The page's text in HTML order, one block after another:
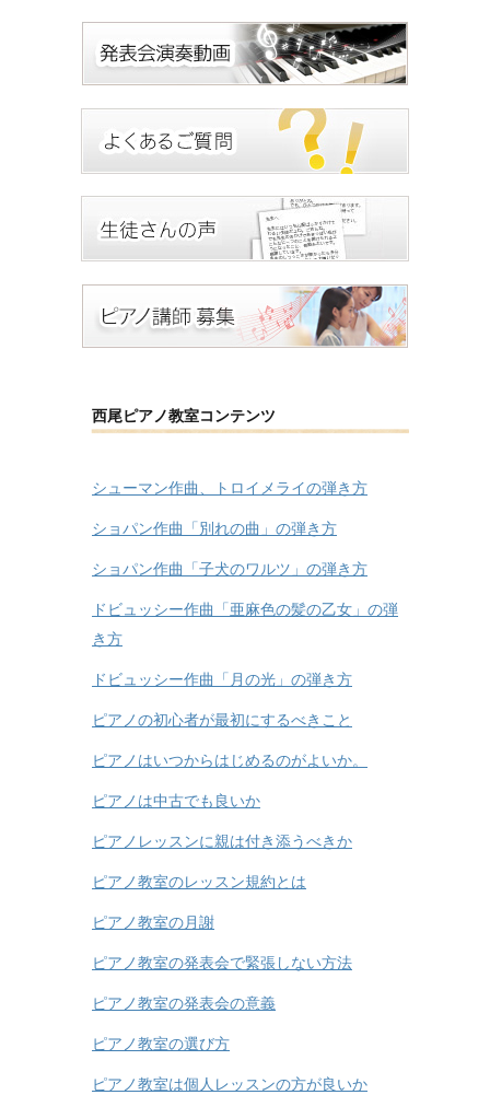
西尾ピアノ教室コンテンツ
シューマン作曲、トロイメライの弾き方
ショパン作曲「別れの曲」の弾き方
ショパン作曲「子犬のワルツ」の弾き方
ドビュッシー作曲「亜麻色の髪の乙女」の弾
き方
ドビュッシー作曲「月の光」の弾き方
ピアノの初心者が最初にするべきこと
ピアノはいつからはじめるのがよいか。
ピアノは中古でも良いか
ピアノレッスンに親は付き添うべきか
ピアノ教室のレッスン規約とは
ピアノ教室の月謝
ピアノ教室の発表会で緊張しない方法
ピアノ教室の発表会の意義
ピアノ教室の選び方
ピアノ教室は個人レッスンの方が良いか